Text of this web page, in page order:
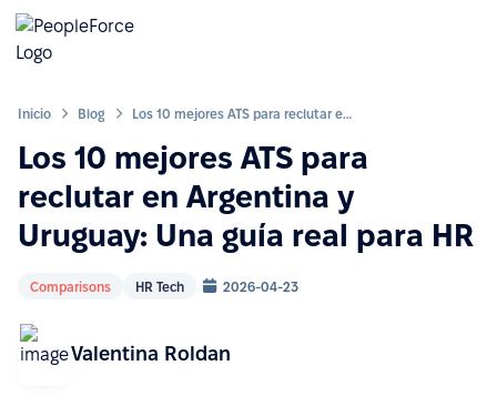
Inicio Blog Los 10 mejores ATS para reclutar en Argentina y Uruguay: Una guía real para HR
Los 10 mejores ATS para
reclutar en Argentina y
Uruguay: Una guía real para HR
Comparisons HR Tech 2026-04-23
Valentina Roldan